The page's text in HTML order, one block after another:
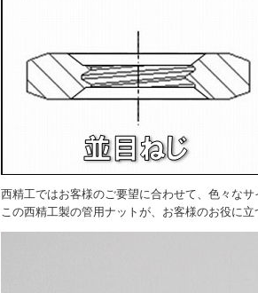
西精工ではお客様のご要望に合わせて、色々な
この西精工製の管用ナットが、お客様のお役に立